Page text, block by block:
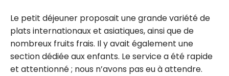
Le petit déjeuner proposait une grande variété de
plats internationaux et asiatiques, ainsi que de
nombreux fruits frais. Il y avait également une
section dédiée aux enfants. Le service a été rapide
et attentionné ; nous n’avons pas eu à attendre.